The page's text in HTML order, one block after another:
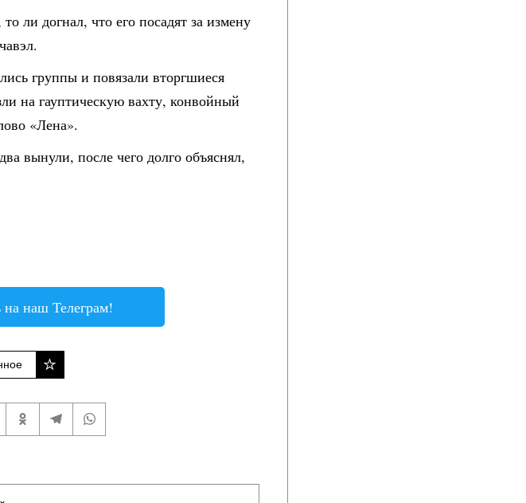
ли догнал, что его посадят за измену
группы и повязали вторгшиеся
на гауптическую вахту, конвойный
«Лена».
вынули, после чего долго объяснял,
наш Телеграм!